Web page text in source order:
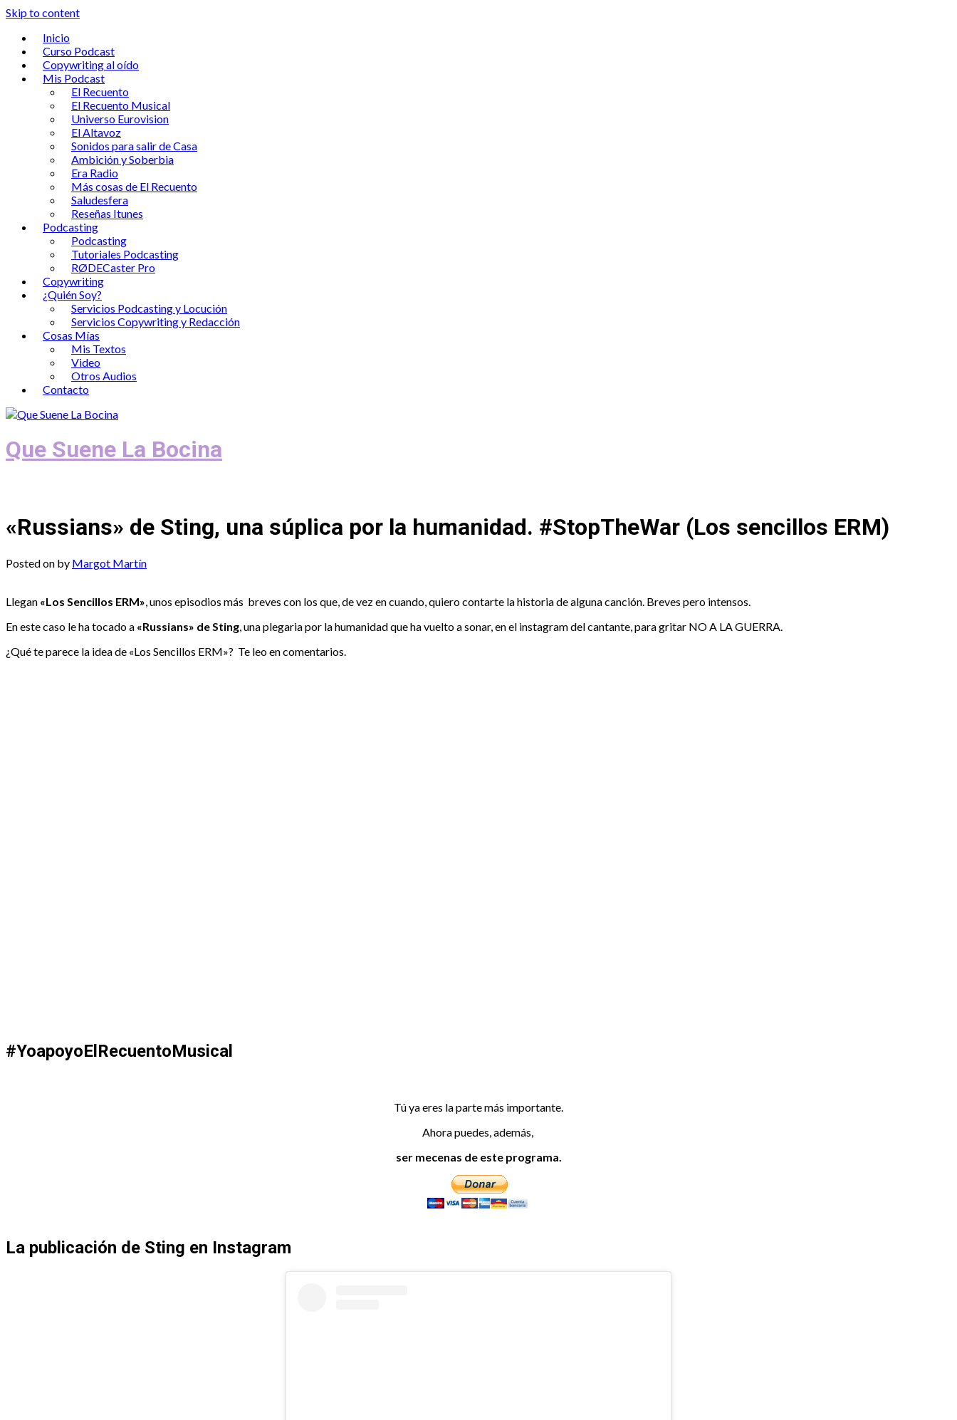
Skip to content
Inicio
Curso Podcast
Copywriting al oído
Mis Podcast
El Recuento
El Recuento Musical
Universo Eurovision
El Altavoz
Sonidos para salir de Casa
Ambición y Soberbia
Era Radio
Más cosas de El Recuento
Saludesfera
Reseñas Itunes
Podcasting
Podcasting
Tutoriales Podcasting
RØDECaster Pro
Copywriting
¿Quién Soy?
Servicios Podcasting y Locución
Servicios Copywriting y Redacción
Cosas Mías
Mis Textos
Video
Otros Audios
Contacto
Que Suene La Bocina
«Russians» de Sting, una súplica por la humanidad. #StopTheWar (Los sencillos ERM)
Posted on by Margot Martín
Llegan «Los Sencillos ERM» , unos episodios más breves con los que, de vez en cuando, quiero contarte la historia de alguna canción. Breves pero intensos.
En este caso le ha tocado a «Russians» de Sting , una plegaria por la humanidad que ha vuelto a sonar, en el instagram del cantante, para gritar NO A LA GUERRA.
¿Qué te parece la idea de «Los Sencillos ERM»? Te leo en comentarios.
#YoapoyoElRecuentoMusical
Tú ya eres la parte más importante.
Ahora puedes, además,
ser mecenas de este programa.
La publicación de Sting en Instagram